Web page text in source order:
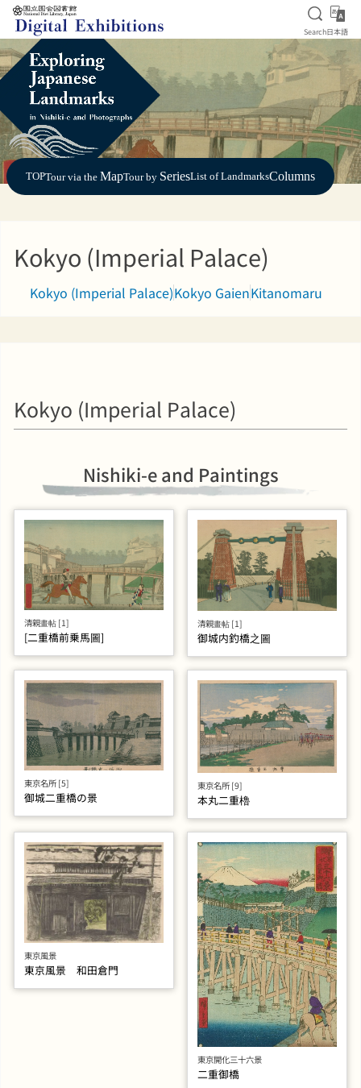
Jump to main content
Open
Search 日
日本語
TOPTour via the MapTour by SeriesList of LandmarksColumns
Kokyo (Imperial Palace)
Kokyo (Imperial Palace)Kokyo GaienKitanomaru
Kokyo (Imperial Palace)
Nishiki-e and Paintings
清親畫帖 [1]
[二重橋前乗馬圖]
清親畫帖 [1]
御城内釣橋之圖
東京名所 [5]
御城二重橋の景
東京名所 [9]
本丸二重櫓
東京風景
東京風景 和田倉門
東京開化三十六景
二重御橋